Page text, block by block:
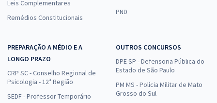
Leis Complementares
Remédios Constitucionais
PND
PREPARAÇÃO A MÉDIO E A
LONGO PRAZO
CRP SC - Conselho Regional de
Psicologia - 12ª Região
SEDF - Professor Temporário
OUTROS CONCURSOS
DPE SP - Defensoria Pública do
Estado de São Paulo
PM MS - Polícia Militar de Mato
Grosso do Sul